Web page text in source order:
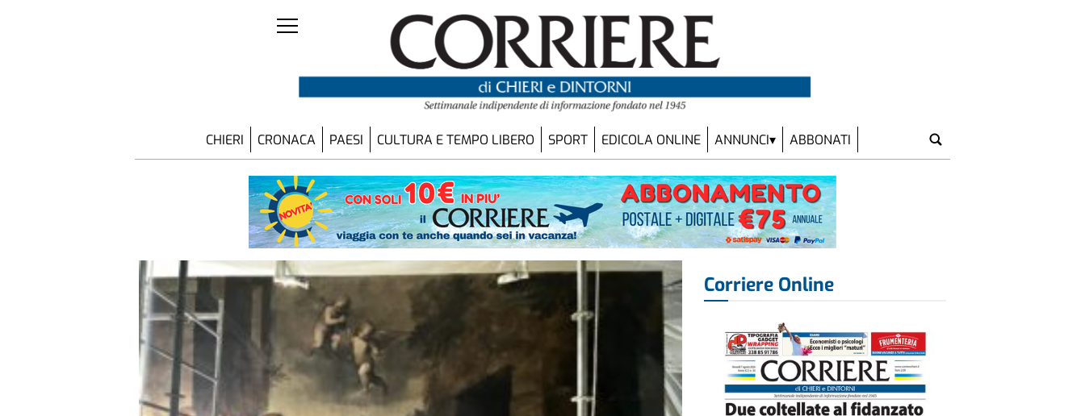
CHIERI CRONACA PAESI CULTURA E TEMPO LIBERO SPORT EDICOLA ONLINE ANNUNCI ABBONATI
Corriere Online